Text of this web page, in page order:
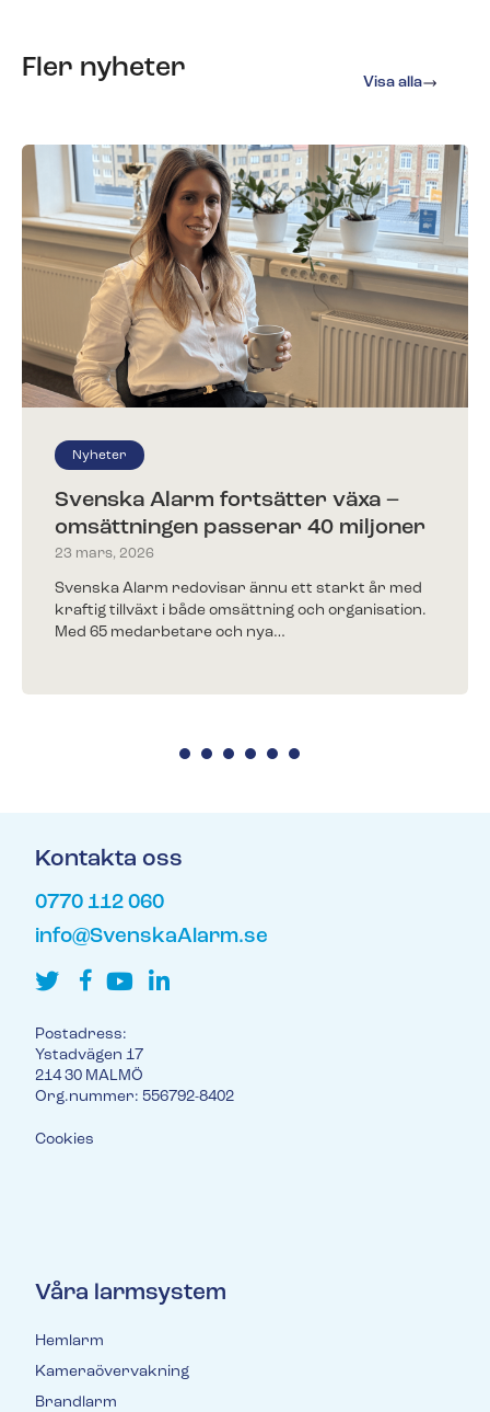
Fler nyheter
Visa alla
Nyheter
Svenska Alarm fortsätter växa –
omsättningen passerar 40 miljoner
23 mars, 2026
Svenska Alarm redovisar ännu ett starkt år med
kraftig tillväxt i både omsättning och organisation.
Med 65 medarbetare och nya…
Kontakta oss
0770 112 060
info@SvenskaAlarm.se
Postadress:
Ystadvägen 17
214 30 MALMÖ
Org.nummer: 556792-8402
Cookies
Våra larmsystem
Hemlarm
Kameraövervakning
Brandlarm